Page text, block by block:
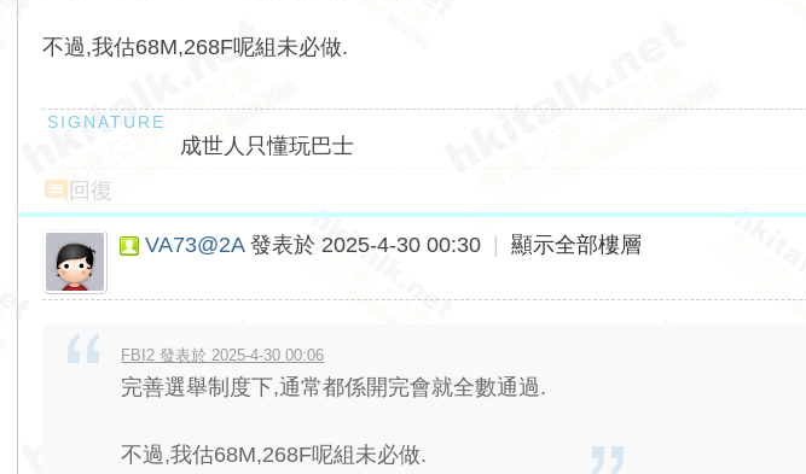
不過,我估68M,268F呢組未必做.
成世人只懂玩巴士
回復
VA73@2A 發表於 2025-4-30 00:30 顯示全部樓層
FBI2 發表於 2025-4-30 00:06
完善選舉制度下,通常都係開完會就全數通過.
不過,我估68M,268F呢組未必做.